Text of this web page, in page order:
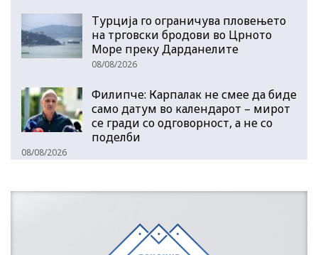
Турција го ограничува пловењето
на трговски бродови во Црното
Море преку Дарданелите
08/08/2026
Филипче: Карпалак не смее да биде
само датум во календарот – мирот
се гради со одговорност, а не со
поделби
08/08/2026